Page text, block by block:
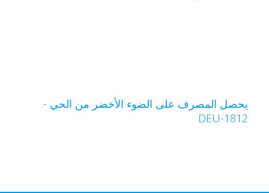
المصرف على الضوء الأخضر من الحي -
DEU-